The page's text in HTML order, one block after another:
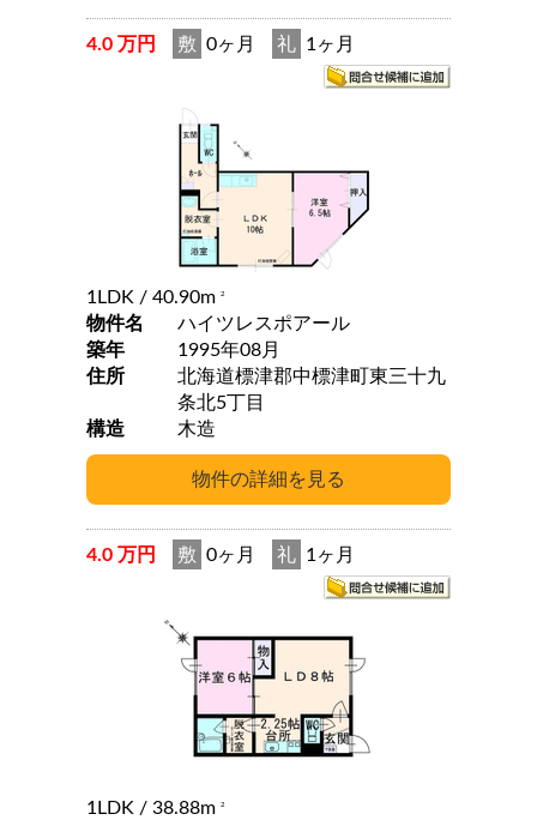
4.0 万円 敷 0ヶ月 礼 1ヶ月
1LDK / 40.90m 2
物件名
ハイツレスポアール
築年
1995年08月
住所
北海道標津郡中標津町東三十九
条北5丁目
構造
木造
4.0 万円 敷 0ヶ月 礼 1ヶ月
1LDK / 38.88m 2